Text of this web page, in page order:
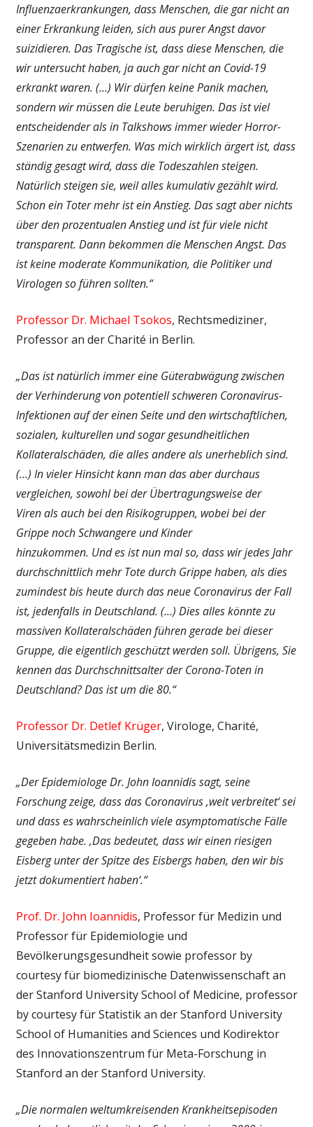
Influenzaerkrankungen, dass Menschen, die gar nicht an
einer Erkrankung leiden, sich aus purer Angst davor
suizidieren. Das Tragische ist, dass diese Menschen, die
wir untersucht haben, ja auch gar nicht an Covid-19
erkrankt waren. (…) Wir dürfen keine Panik machen,
sondern wir müssen die Leute beruhigen. Das ist viel
entscheidender als in Talkshows immer wieder Horror-
Szenarien zu entwerfen. Was mich wirklich ärgert ist, dass
ständig gesagt wird, dass die Todeszahlen steigen.
Natürlich steigen sie, weil alles kumulativ gezählt wird.
Schon ein Toter mehr ist ein Anstieg. Das sagt aber nichts
über den prozentualen Anstieg und ist für viele nicht
transparent. Dann bekommen die Menschen Angst. Das
ist keine moderate Kommunikation, die Politiker und
Virologen so führen sollten.“
Professor Dr. Michael Tsokos, Rechtsmediziner,
Professor an der Charité in Berlin.
„Das ist natürlich immer eine Güterabwägung zwischen
der Verhinderung von potentiell schweren Coronavirus-
Infektionen auf der einen Seite und den wirtschaftlichen,
sozialen, kulturellen und sogar gesundheitlichen
Kollateralschäden, die alles andere als unerheblich sind.
(…) In vieler Hinsicht kann man das aber durchaus
vergleichen, sowohl bei der Übertragungsweise der
Viren als auch bei den Risikogruppen, wobei bei der
Grippe noch Schwangere und Kinder
hinzukommen. Und es ist nun mal so, dass wir jedes Jahr
durchschnittlich mehr Tote durch Grippe haben, als dies
zumindest bis heute durch das neue Coronavirus der Fall
ist, jedenfalls in Deutschland. (…) Dies alles könnte zu
massiven Kollateralschäden führen gerade bei dieser
Gruppe, die eigentlich geschützt werden soll. Übrigens, Sie
kennen das Durchschnittsalter der Corona-Toten in
Deutschland? Das ist um die 80.“
Professor Dr. Detlef Krüger, Virologe, Charité,
Universitätsmedizin Berlin.
„Der Epidemiologe Dr. John Ioannidis sagt, seine
Forschung zeige, dass das Coronavirus ‚weit verbreitet‘ sei
und dass es wahrscheinlich viele asymptomatische Fälle
gegeben habe. ‚Das bedeutet, dass wir einen riesigen
Eisberg unter der Spitze des Eisbergs haben, den wir bis
jetzt dokumentiert haben‘.“
Prof. Dr. John Ioannidis, Professor für Medizin und
Professor für Epidemiologie und
Bevölkerungsgesundheit sowie professor by
courtesy für biomedizinische Datenwissenschaft an
der Stanford University School of Medicine, professor
by courtesy für Statistik an der Stanford University
School of Humanities and Sciences und Kodirektor
des Innovationszentrum für Meta-Forschung in
Stanford an der Stanford University.
„Die normalen weltumkreisenden Krankheitsepisoden